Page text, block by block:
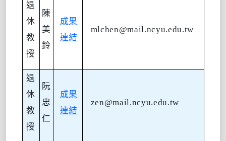
退
休
教
授
陳
美
鈴
成果
連結
mlchen@mail.ncyu.edu.tw
退
休
教
授
阮
忠
仁
成果
連結
zen@mail.ncyu.edu.tw